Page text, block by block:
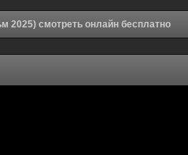
2025) смотреть онлайн бесплатно